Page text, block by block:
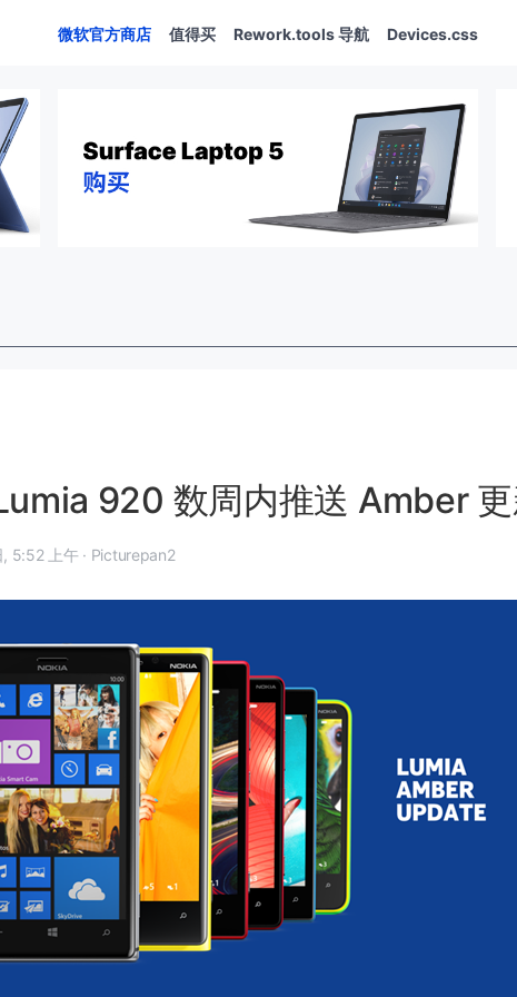
微软官方商店 值得买 Rework.tools 导航 Devices.css
920 数周内推送 Amber
2013 年 10 月 10 日, 5:52 上午 · Picturepan2